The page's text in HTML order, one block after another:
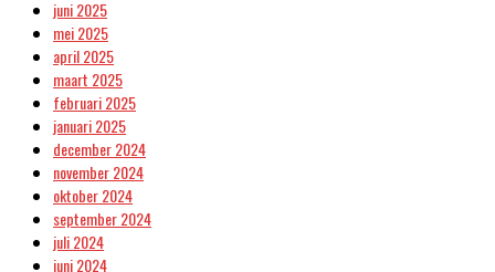
juni 2025
mei 2025
april 2025
maart 2025
februari 2025
januari 2025
december 2024
november 2024
oktober 2024
september 2024
juli 2024
juni 2024